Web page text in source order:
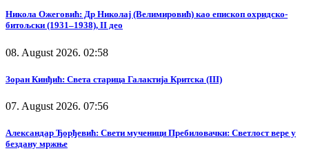
Никола Ожеговић: Др Николај (Велимировић) као епископ охридско-
битољски (1931–1938), II део
08. August 2026. 02:58
Зоран Кинђић: Света старица Галактија Критска (III)
07. August 2026. 07:56
Александар Ђорђевић: Свети мученици Пребиловачки: Светлост вере у
бездану мржње